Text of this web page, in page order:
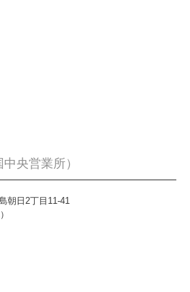
央営業所）
朝日2丁目11-41